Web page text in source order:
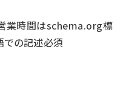
業時間はschema.org標
での記述必須